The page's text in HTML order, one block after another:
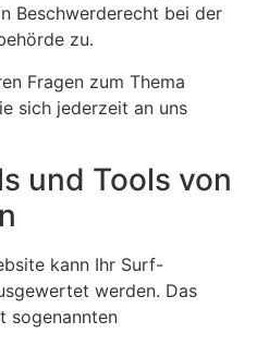
Beschwerderecht bei der
zu.
Fragen zum Thema
sich jederzeit an uns
und Tools von
kann Ihr Surf-
werden. Das
sogenannten